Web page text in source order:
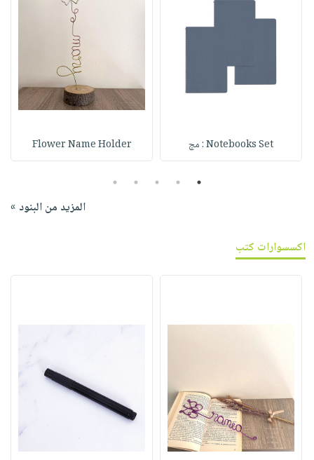
Notebooks Set : مج Flower Name Holder
1
2
3
4
5
المزيد من البنود »
اكسسوارات كتب